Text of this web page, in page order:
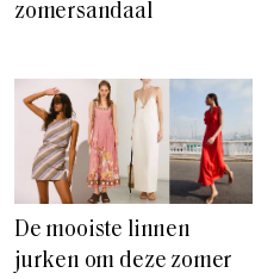
zomersandaal
De mooiste linnen
jurken om deze zomer